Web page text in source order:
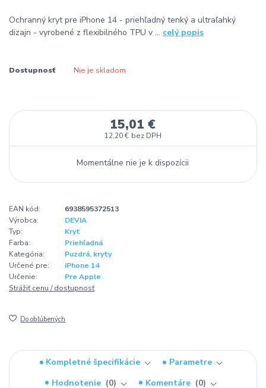
Ochranný kryt pre iPhone 14 - priehľadný tenký a ultraľahký
dizajn - vyrobené z flexibilného TPU v ... celý popis
Dostupnosť Nie je skladom
15,01 €
12,20 € bez DPH
Momentálne nie je k dispozícii
EAN kód:
6938595372513
Výrobca:
DEVIA
Typ:
Kryt
Farba:
Priehľadná
Kategória:
Puzdrá, kryty
Určené pre:
iPhone 14
Určenie:
Pre Apple
Strážiť cenu / dostupnosť
Do obľúbených
Kompletné špecifikácie
Parametre
Hodnotenie
0 Komentáre
0